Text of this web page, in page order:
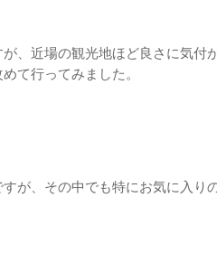
、近場の観光地ほど良さに気
て行ってみました。
が、その中でも特にお気に入り